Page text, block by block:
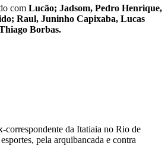
com Lucão; Jadsom, Pedro Henrique,
Raul, Juninho Capixaba, Lucas
Borbas.
correspondente da Itatiaia no Rio de
pela arquibancada e contra